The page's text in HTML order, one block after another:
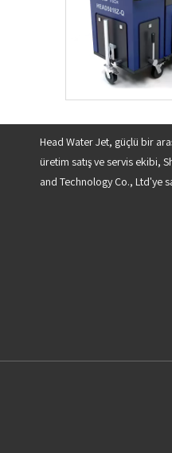
Head Water Jet, güçlü bir
üretim satış ve servis ekibi,
and Technology Co., Ltd'ye